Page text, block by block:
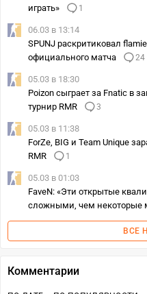
играть»
1
06.03 в 13:14
SPUNJ раскритиковал
официального матча
24
05.03 в 18:30
Poizon сыграет за Fnatic в
турнир RMR
3
05.03 в 11:38
ForZe, BIG и Team Unique
RMR
1
05.03 в 01:03
FaveN: «Эти открытые
сложными, чем некоторые
ВСЕ
Комментарии